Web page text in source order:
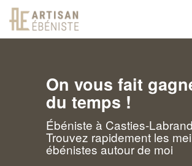
On vous fait
du temps !
Ébéniste à Casties-
Trouvez rapidement les
ébénistes autour de moi